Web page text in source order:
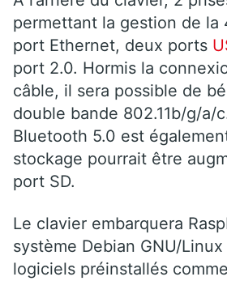
permettant la gestion de la
port Ethernet, deux ports
port 2.0. Hormis la
câble, il sera possible de
double bande 802.11b/g/a/
Bluetooth 5.0 est
stockage pourrait être
port SD.
Le clavier embarquera
système Debian GNU/
logiciels préinstallés